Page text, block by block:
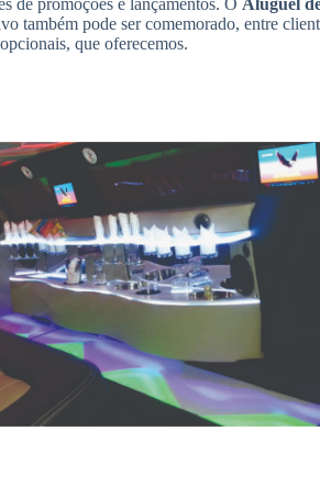
de promoções e lançamentos. O Aluguel
também pode ser comemorado, entre
que oferecemos.